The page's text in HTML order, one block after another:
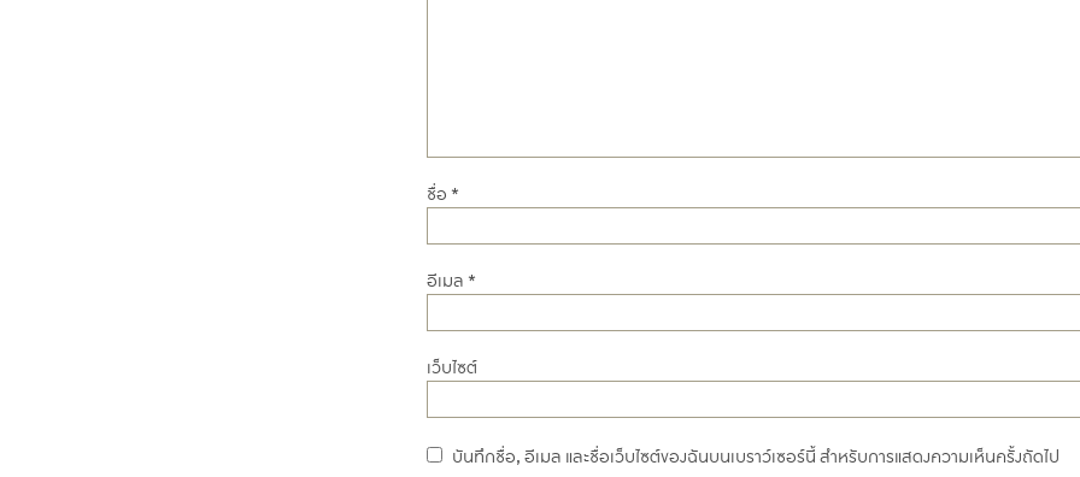
ชื่อ *
อีเมล *
เว็บไซต์
บันทึกชื่อ, อีเมล และชื่อเว็บไซต์ของฉันบนเบราว์เซอร์นี้ สำหรับการแสดงความเห็นครั้งถัดไป